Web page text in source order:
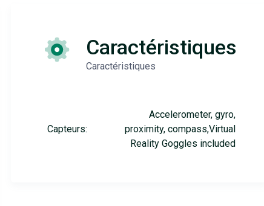
Caractéristiques
Caractéristiques
Capteurs:
Accelerometer, gyro,
proximity, compass,Virtual
Reality Goggles included